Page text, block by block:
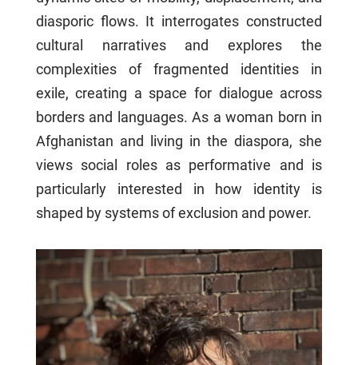
diasporic flows. It interrogates constructed
cultural narratives and explores the
complexities of fragmented identities in
exile, creating a space for dialogue across
borders and languages. As a woman born in
Afghanistan and living in the diaspora, she
views social roles as performative and is
particularly interested in how identity is
shaped by systems of exclusion and power.